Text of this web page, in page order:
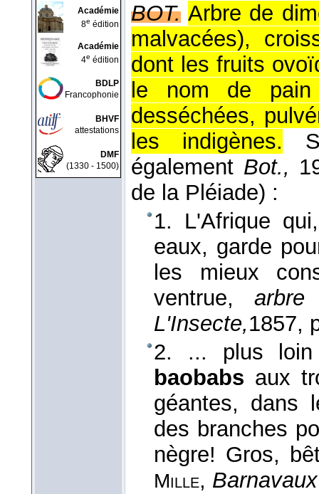
Académie
8e édition
Académie
4e édition
BDLP
Francophonie
BHVF
attestations
DMF
(1330 - 1500)
BOT. Arbre de
malvacées),
dont les fruits
le nom de
desséchées,
les indigènes.
également Bot.,
de la Pléiade) :
1. L'Afrique
eaux, garde
les mieux
ventrue, arbre
L'Insecte,1857,
2. ... plus loin
baobabs aux
géantes, dans
des branches
nègre! Gros,
Mille,